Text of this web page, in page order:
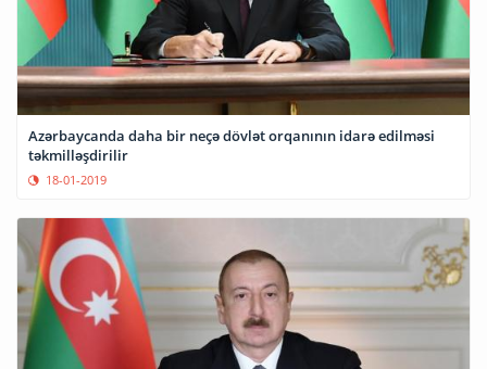
Azərbaycanda daha bir neçə dövlət orqanının idarə edilməsi
təkmilləşdirilir
18-01-2019